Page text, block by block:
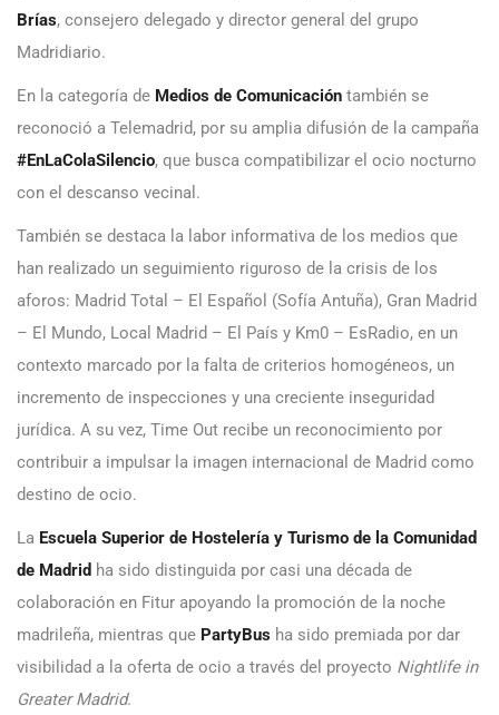
Brías, consejero delegado y director general del grupo
Madridiario.
En la categoría de Medios de Comunicación también se
reconoció a Telemadrid, por su amplia difusión de la campaña
#EnLaColaSilencio, que busca compatibilizar el ocio nocturno
con el descanso vecinal.
También se destaca la labor informativa de los medios que
han realizado un seguimiento riguroso de la crisis de los
aforos: Madrid Total – El Español (Sofía Antuña), Gran Madrid
– El Mundo, Local Madrid – El País y Km0 – EsRadio, en un
contexto marcado por la falta de criterios homogéneos, un
incremento de inspecciones y una creciente inseguridad
jurídica. A su vez, Time Out recibe un reconocimiento por
contribuir a impulsar la imagen internacional de Madrid como
destino de ocio.
La Escuela Superior de Hostelería y Turismo de la Comunidad
de Madrid ha sido distinguida por casi una década de
colaboración en Fitur apoyando la promoción de la noche
madrileña, mientras que PartyBus ha sido premiada por dar
visibilidad a la oferta de ocio a través del proyecto Nightlife in
Greater Madrid.